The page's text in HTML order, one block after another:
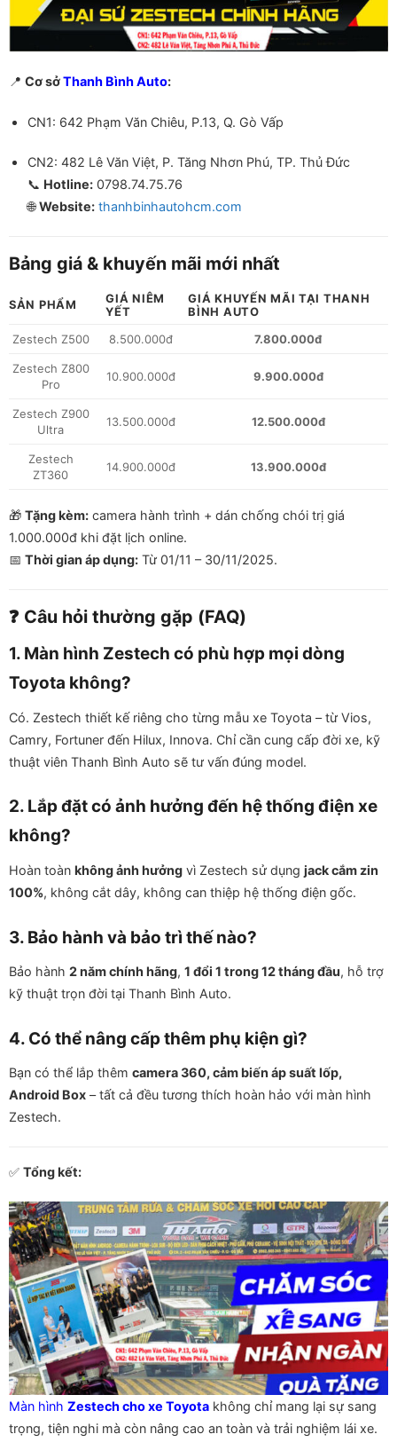
📍 Cơ sởThanh Bình Auto:
CN1: 642 Phạm Văn Chiêu, P.13, Q. Gò Vấp
CN2: 482 Lê Văn Việt, P. Tăng Nhơn Phú, TP. Thủ Đức
📞 Hotline:0798.74.75.76
🌐Website: thanhbinhautohcm.com
Bảng giá & khuyến mãi mới nhất
SẢN PHẨM
GIÁ NIÊM
YẾT
GIÁ KHUYẾN MÃI TẠI THANH
BÌNH AUTO
Zestech Z500
8.500.000đ 7.800.000đ
Zestech Z800
Pro
10.900.000đ 9.900.000đ
Zestech Z900
Ultra
13.500.000đ 12.500.000đ
Zestech
ZT360
14.900.000đ 13.900.000đ
🎁 Tặng kèm: camera hành trình + dán chống chói trị giá
1.000.000đ khi đặt lịch online.
📅 Thời gian áp dụng: Từ 01/11 – 30/11/2025.
❓ Câu hỏi thường gặp (FAQ)
1. Màn hình Zestech có phù hợp mọi dòng
Toyota không?
Có. Zestech thiết kế riêng cho từng mẫu xe Toyota – từ Vios,
Camry, Fortuner đến Hilux, Innova. Chỉ cần cung cấp đời xe, kỹ
thuật viên Thanh Bình Auto sẽ tư vấn đúng model.
2. Lắp đặt có ảnh hưởng đến hệ thống điện xe
không?
Hoàn toàn không ảnh hưởng vì Zestech sử dụng jack cắm zin
100%, không cắt dây, không can thiệp hệ thống điện gốc.
3. Bảo hành và bảo trì thế nào?
Bảo hành 2 năm chính hãng, 1 đổi 1 trong 12 tháng đầu, hỗ trợ
kỹ thuật trọn đời tại Thanh Bình Auto.
4. Có thể nâng cấp thêm phụ kiện gì?
Bạn có thể lắp thêm camera 360, cảm biến áp suất lốp,
Android Box – tất cả đều tương thích hoàn hảo với màn hình
Zestech.
✅ Tổng kết:
Màn hình Zestech cho xe Toyota không chỉ mang lại sự sang
trọng, tiện nghi mà còn nâng cao an toàn và trải nghiệm lái xe.